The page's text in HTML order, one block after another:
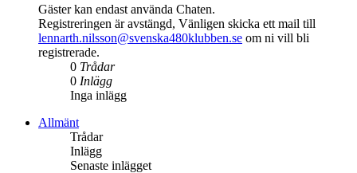
Gäster kan endast använda Chaten.
Registreringen är avstängd, Vänligen skicka ett mail till
lennarth.nilsson@svenska480klubben.se om ni vill bli
registrerade.
0 Trådar
0 Inlägg
Inga inlägg
Allmänt
Trådar
Inlägg
Senaste inlägget